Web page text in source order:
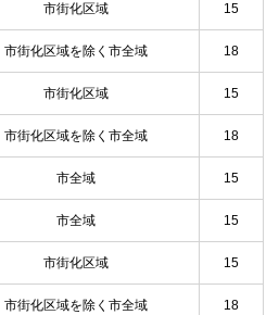
市街化区域 15
市街化区域を除く市全域 18
市街化区域 15
市街化区域を除く市全域 18
市全域 15
市全域 15
市街化区域 15
市街化区域を除く市全域 18